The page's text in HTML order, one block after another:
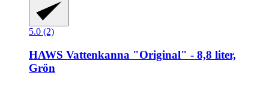
5.0 (2)
HAWS Vattenkanna "Original" -​ 8,8 liter,
Grön